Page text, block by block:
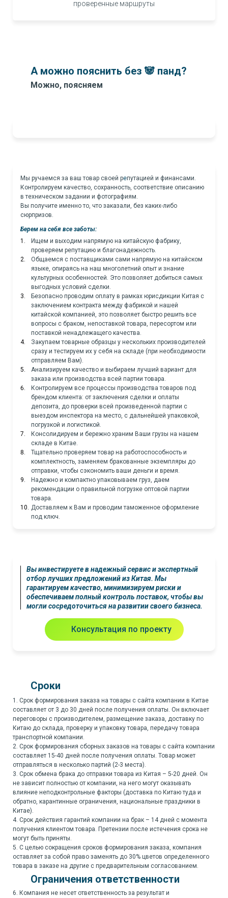
проверенные маршруты
А можно пояснить без 🐼 панд?
Можно, поясняем
Мы ручаемся за ваш товар своей репутацией и финансами.
Контролируем качество, сохранность, соответствие описанию
в техническом задании и фотографиям.
Вы получите именно то, что заказали, без каких-либо
сюрпризов.
Берем на себя все заботы:
Ищем и выходим напрямую на китайскую фабрику,
проверяем репутацию и благонадежность.
Общаемся с поставщиками сами напрямую на китайском
языке, опираясь на наш многолетний опыт и знание
культурных особенностей. Это позволяет добиться самых
выгодных условий сделки.
Безопасно проводим оплату в рамках юрисдикции Китая с
заключением контракта между фабрикой и нашей
китайской компанией, это позволяет быстро решить все
вопросы с браком, непоставкой товара, пересортом или
поставкой ненадлежащего качества.
Закупаем товарные образцы у нескольких производителей
сразу и тестируем их у себя на складе (при необходимости
отправляем Вам).
Анализируем качество и выбираем лучший вариант для
заказа или производства всей партии товара.
Контролируем все процессы производства товаров под
брендом клиента: от заключения сделки и оплаты
депозита, до проверки всей произведенной партии с
выездом инспектора на место, с дальнейшей упаковкой,
погрузкой и логистикой.
Консолидируем и бережно храним Ваши грузы на нашем
складе в Китае.
Тщательно проверяем товар на работоспособность и
комплектность, заменяем бракованные экземпляры до
отправки, чтобы сэкономить ваши деньги и время.
Надежно и компактно упаковываем груз, даем
рекомендации о правильной погрузке оптовой партии
товара.
Доставляем к Вам и проводим таможенное оформление
под ключ.
Вы инвестируете в надежный сервис и экспертный
отбор лучших предложений из Китая. Мы
гарантируем качество, минимизируем риски и
обеспечиваем полный контроль поставок, чтобы вы
могли сосредоточиться на развитии своего бизнеса.
Консультация по проекту
Сроки
1. Срок формирования заказа на товары с сайта компании в Китае
составляет от 3 до 30 дней после получения оплаты. Он включает
переговоры с производителем, размещение заказа, доставку по
Китаю до склада, проверку и упаковку товара, передачу товара
транспортной компании.
2. Срок формирования сборных заказов на товары с сайта компании
составляет 15-40 дней после получения оплаты. Товар может
отправляться в несколько партий (2-3 места).
3. Срок обмена брака до отправки товара из Китая – 5-20 дней. Он
не зависит полностью от компании, на него могут оказывать
влияние неподконтрольные факторы (доставка по Китаю туда и
обратно, карантинные ограничения, национальные праздники в
Китае).
4. Срок действия гарантий компании на брак – 14 дней с момента
получения клиентом товара. Претензии после истечения срока не
могут быть приняты.
5. С целью сокращения сроков формирования заказа, компания
оставляет за собой право заменять до 30% цветов определенного
товара в заказе на другие с предварительным согласованием.
Ограничения ответственности
6. Компания не несет ответственность за результат и